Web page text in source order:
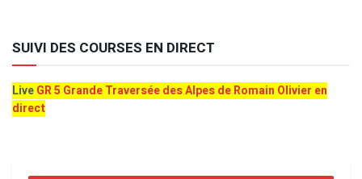
SUIVI DES COURSES EN DIRECT
LiveGR 5 Grande Traversée des Alpes de Romain Olivier en
direct